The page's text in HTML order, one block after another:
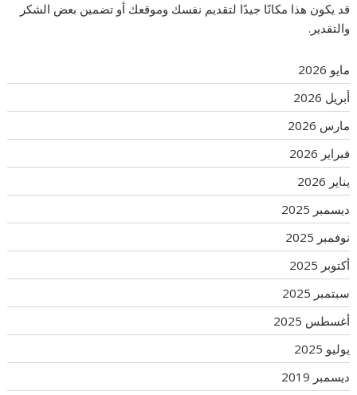
قد يكون هذا مكانًا جيدًا لتقديم نفسك وموقعك أو تضمين بعض الشكر
والتقدير.
مايو 2026
أبريل 2026
مارس 2026
فبراير 2026
يناير 2026
ديسمبر 2025
نوفمبر 2025
أكتوبر 2025
سبتمبر 2025
أغسطس 2025
يوليو 2025
ديسمبر 2019